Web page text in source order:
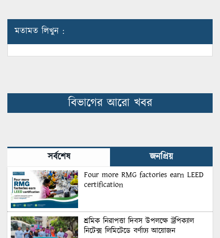
মতামত লিখুন :
বিভাগের আরো খবর
সর্বশেষ জনপ্রিয়
Four more RMG factories earn LEED
certification
শ্রমিক নিরাপত্তা দিবস উপলক্ষে ট্রপিক্যাল
নিটেক্স লিমিটেডে বর্ণাঢ্য আয়োজন